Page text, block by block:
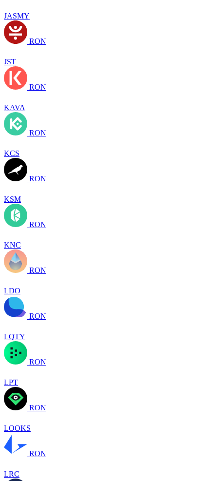
JASMY
RON
JST
RON
KAVA
RON
KCS
RON
KSM
RON
KNC
RON
LDO
RON
LQTY
RON
LPT
RON
LOOKS
RON
LRC